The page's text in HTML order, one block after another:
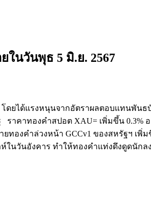
ในวันพุธ 5 มิ.ย. 2567
ยได้แรงหนุนจากอัตราผลตอบแทนพัน
าคาทองคำสปอต XAU= เพิ่มขึ้น 0.3%
งคำล่วงหน้า GCCv1 ของสหรัฐฯ เพิ่ม
ในวันอังคาร ทำให้ทองคำแท่งดึงดูดนัก